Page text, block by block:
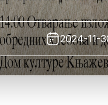
2024-11-